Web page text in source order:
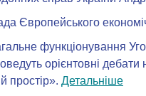
Європейського
функціонування
орієнтовні
простір». Детальніше